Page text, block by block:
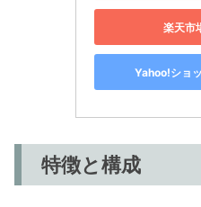
楽天市
Yahoo!ショ
特徴と構成